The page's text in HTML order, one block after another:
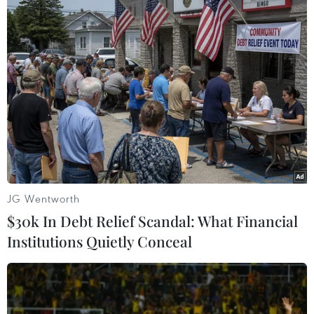
Bản là nền kinh tế lớn thứ ba trên thế giới, vì
vậy, việc tham gia CPTPP về tổng thể là có lợi
cho Việt Nam.
Bộ trưởng Bộ Công Thương Trần Tuấn Anh tại diễn đàn quốc
hội. (Ảnh: quochoi.gov.vn)
JG Wentworth
$30k In Debt Relief Scandal: What Financial
Institutions Quietly Conceal